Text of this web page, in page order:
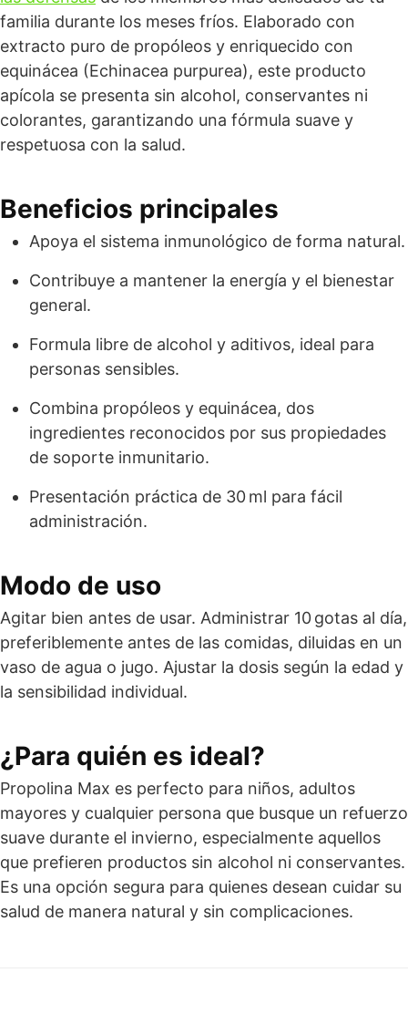
familia durante los meses fríos. Elaborado con
extracto puro de propóleos y enriquecido con
equinácea (Echinacea purpurea), este producto
apícola se presenta sin alcohol, conservantes ni
colorantes, garantizando una fórmula suave y
respetuosa con la salud.
Beneficios principales
Apoya el sistema inmunológico de forma natural.
Contribuye a mantener la energía y el bienestar
general.
Formula libre de alcohol y aditivos, ideal para
personas sensibles.
Combina propóleos y equinácea, dos
ingredientes reconocidos por sus propiedades
de soporte inmunitario.
Presentación práctica de 30 ml para fácil
administración.
Modo de uso
Agitar bien antes de usar. Administrar 10 gotas al día,
preferiblemente antes de las comidas, diluidas en un
vaso de agua o jugo. Ajustar la dosis según la edad y
la sensibilidad individual.
¿Para quién es ideal?
Propolina Max es perfecto para niños, adultos
mayores y cualquier persona que busque un refuerzo
suave durante el invierno, especialmente aquellos
que prefieren productos sin alcohol ni conservantes.
Es una opción segura para quienes desean cuidar su
salud de manera natural y sin complicaciones.